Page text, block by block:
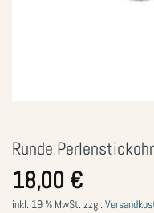
Runde
18,00 €
inkl. 19 % MwSt. zzgl.